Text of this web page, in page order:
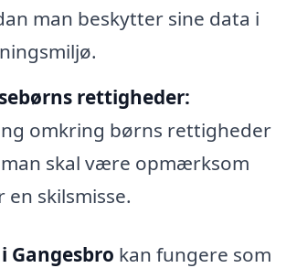
man beskytter sine data i
rettigheder:
omkring børns rettigheder
skal være opmærksom
en skilsmisse.
Gangesbro kan fungere som